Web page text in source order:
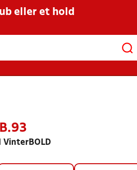
eller et hold
B.93
VinterBOLD